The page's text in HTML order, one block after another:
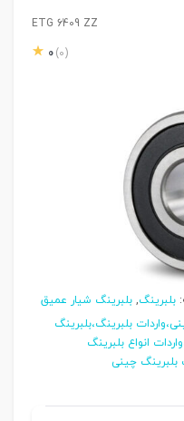
ETG 6409 ZZ
0 (0)
بلبرینگ, بلبرینگ شیار عمیق
بلبرینگ،بلبرینگ
انواع بلبرینگ
بلبرینگ چینی